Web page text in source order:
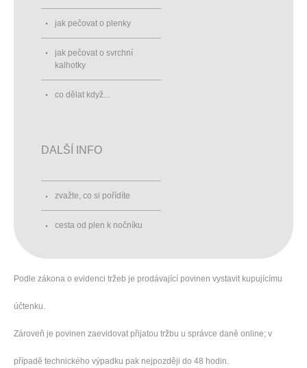
jak pečovat o plenky
jak pečovat o svrchní
kalhotky
co dělat když...
DALŠÍ INFO
zvažte, co si pořídíte
cesta od plen k nočníku
Podle zákona o evidenci tržeb je prodávající povinen vystavit kupujícímu
účtenku.
Zároveň je povinen zaevidovat přijatou tržbu u správce daně online; v
případě technického výpadku pak nejpozději do 48 hodin.